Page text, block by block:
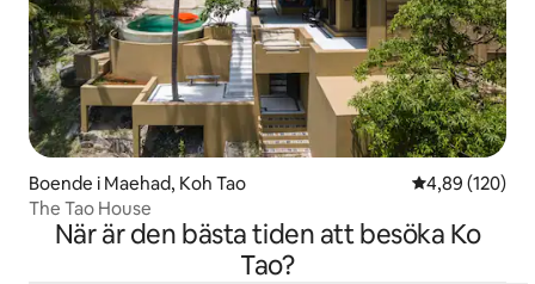
Boende i Maehad, Koh Tao 4,89 av 5 i
4,89 (120)
The Tao House
När är den bästa tiden att besöka Ko
Tao?